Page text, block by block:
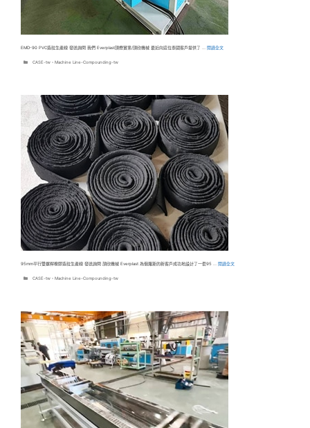
EMD-90 PVC造粒生產線 發送詢問 我們 Everplast頡懋實業/頡欣機械 最近向這位泰國客戶提供了 … 閱讀全文
分CASE-tw、 Machine Line-Compounding-tw
95mm平行雙螺桿橡膠造粒生產線 發送詢問 頡欣機械 Everplast 為俄羅斯的新客戶成功地設計了一套95 … 閱讀全文
分CASE-tw、 Machine Line-Compounding-tw